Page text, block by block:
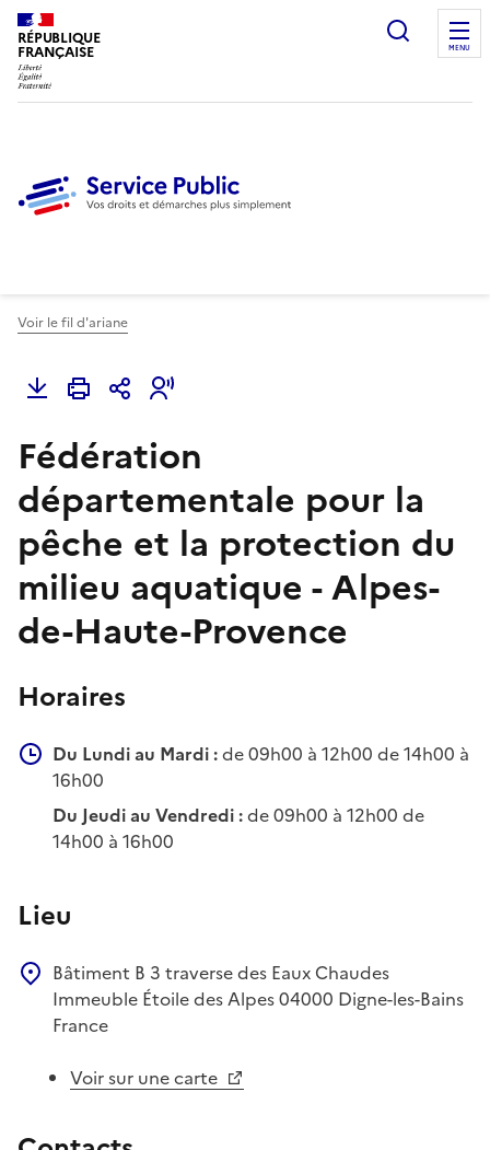
RÉPUBLIQUE
FRANÇAISE
Ouvrir
MENU
Voir le fil d'ariane
Fédération
départementale pour la
pêche et la protection du
milieu aquatique - Alpes-
de-Haute-Provence
Horaires
Du Lundi au Mardi :de 09h00 à 12h00 de 14h00 à
16h00
Du Jeudi au Vendredi :de 09h00 à 12h00 de
14h00 à 16h00
Lieu
Bâtiment B 3 traverse des Eaux Chaudes
Immeuble Étoile des Alpes04000 Digne-les-Bains
France
Voir sur une carte